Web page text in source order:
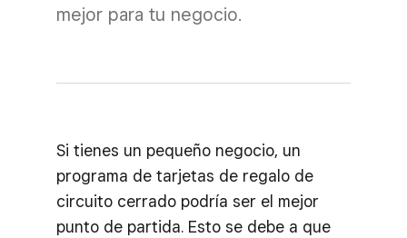
mejor para tu negocio.
Si tienes un pequeño negocio, un
programa de tarjetas de regalo de
circuito cerrado podría ser el mejor
punto de partida. Esto se debe a que